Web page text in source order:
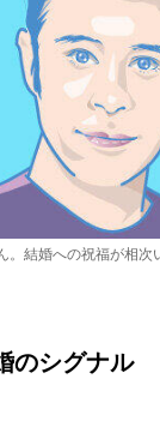
。結婚への祝福が相次
のシグナル